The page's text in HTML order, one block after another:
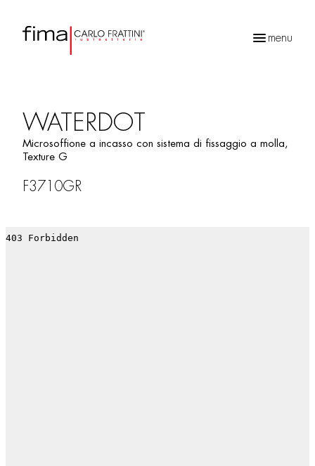
menu
WATERDOT
Microsoffione a incasso con sistema di fissaggio a molla,
Texture G
F3710GR